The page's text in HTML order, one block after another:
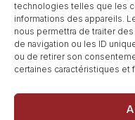
technologies telles que les
informations des appareils.
nous permettra de traiter
de navigation ou les ID
ou de retirer son
certaines caractéristiques et